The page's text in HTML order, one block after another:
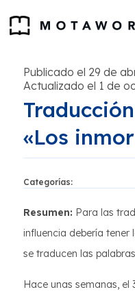
Publicado el 29 de
Actualizado el 1 de
«Los
Categorías:
Resumen: Para las
influencia debería tener
se traducen las
Hace unas semanas, el